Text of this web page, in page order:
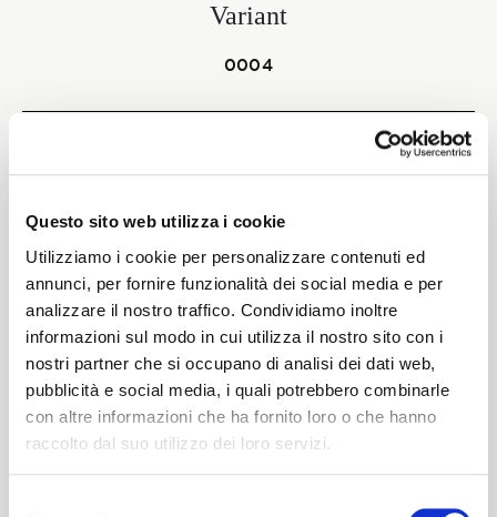
Questo sito web utilizza i cookie
Utilizziamo i cookie per personalizzare contenuti ed
annunci, per fornire funzionalità dei social media e per
analizzare il nostro traffico. Condividiamo inoltre
informazioni sul modo in cui utilizza il nostro sito con i
nostri partner che si occupano di analisi dei dati web,
pubblicità e social media, i quali potrebbero combinarle
con altre informazioni che ha fornito loro o che hanno
raccolto dal suo utilizzo dei loro servizi.
Variant
0004
300 G/MLIN
Height
142/144 CM